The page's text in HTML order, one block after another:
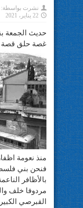
نشرت بواسطة:
22 يناير، 2021
حديث الجمعة
غصة حلق قصة
منذ نعومة
فنحن بني
بالأظافر
مردوفا خلف
القبرصي